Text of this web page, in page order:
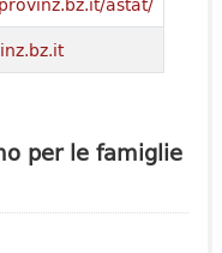
per le famiglie